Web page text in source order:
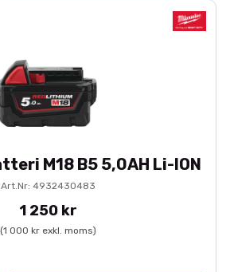
M18 B5 5,0AH Li-ION
Art.Nr: 4932430483
1 250 kr
(1 000 kr exkl. moms)